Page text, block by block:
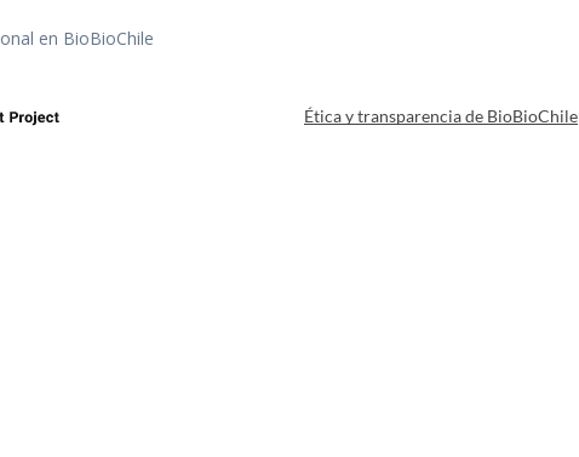
en BioBioChile
Ética y transparencia de BioBioChile